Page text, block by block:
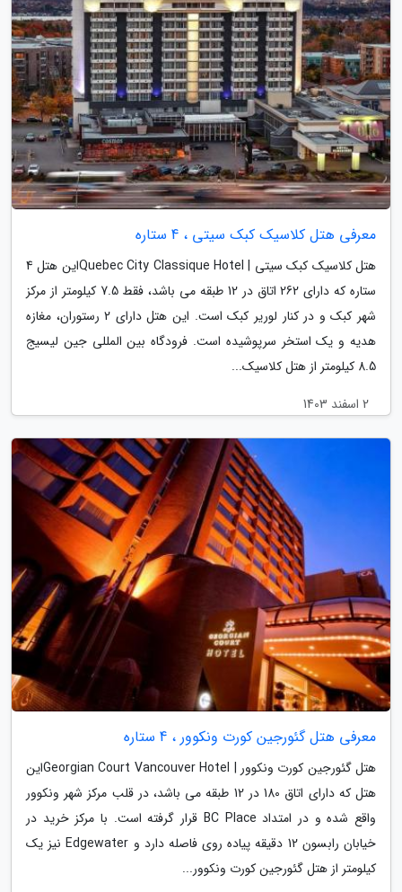
معرفی هتل کلاسیک کبک سیتی ، 4 ستاره
هتل کلاسیک کبک سیتی | Quebec City Classique Hotelاین هتل 4
ستاره که دارای 262 اتاق در 12 طبقه می باشد، فقط 7.5 کیلومتر از مرکز
شهر کبک و در کنار لوریر کبک است. این هتل دارای 2 رستوران، مغازه
هدیه و یک استخر سرپوشیده است. فرودگاه بین المللی جین لیسیج
8.5 کیلومتر از هتل کلاسیک...
2 اسفند 1403
معرفی هتل گئورجین کورت ونکوور ، 4 ستاره
هتل گئورجین کورت ونکوور | Georgian Court Vancouver Hotelاین
هتل که دارای اتاق 180 در 12 طبقه می باشد، در قلب مرکز شهر ونکوور
واقع شده و در امتداد BC Place قرار گرفته است. با مرکز خرید در
خیابان رابسون 12 دقیقه پیاده روی فاصله دارد و Edgewater نیز یک
کیلومتر از هتل گئورجین کورت ونکوور...